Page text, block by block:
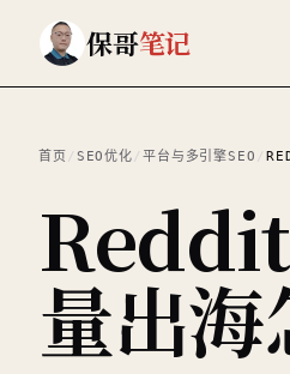
保哥笔记
首页/ SEO优化/ 平台与多引擎SEO /
量出